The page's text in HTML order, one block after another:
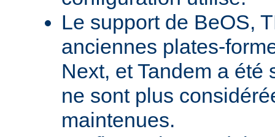
Le support de BeOS,
anciennes plates-
Next, et Tandem a été
ne sont plus
maintenues.